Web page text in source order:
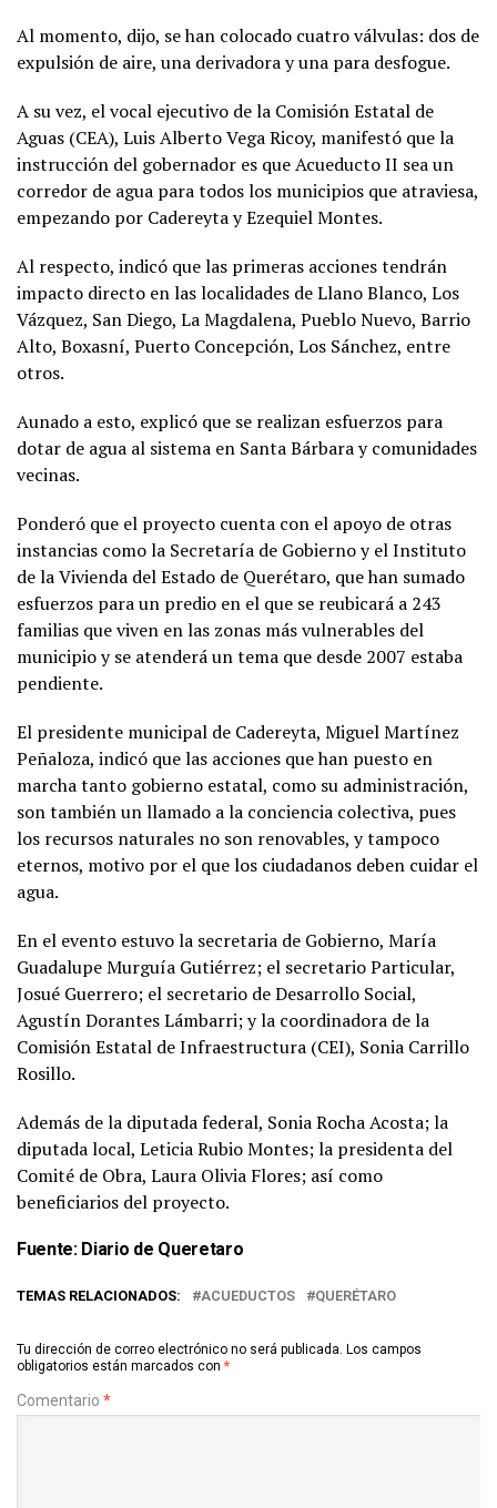
Al momento, dijo, se han colocado cuatro válvulas: dos de
expulsión de aire, una derivadora y una para desfogue.
A su vez, el vocal ejecutivo de la Comisión Estatal de
Aguas (CEA), Luis Alberto Vega Ricoy, manifestó que la
instrucción del gobernador es que Acueducto II sea un
corredor de agua para todos los municipios que atraviesa,
empezando por Cadereyta y Ezequiel Montes.
Al respecto, indicó que las primeras acciones tendrán
impacto directo en las localidades de Llano Blanco, Los
Vázquez, San Diego, La Magdalena, Pueblo Nuevo, Barrio
Alto, Boxasní, Puerto Concepción, Los Sánchez, entre
otros.
Aunado a esto, explicó que se realizan esfuerzos para
dotar de agua al sistema en Santa Bárbara y comunidades
vecinas.
Ponderó que el proyecto cuenta con el apoyo de otras
instancias como la Secretaría de Gobierno y el Instituto
de la Vivienda del Estado de Querétaro, que han sumado
esfuerzos para un predio en el que se reubicará a 243
familias que viven en las zonas más vulnerables del
municipio y se atenderá un tema que desde 2007 estaba
pendiente.
El presidente municipal de Cadereyta, Miguel Martínez
Peñaloza, indicó que las acciones que han puesto en
marcha tanto gobierno estatal, como su administración,
son también un llamado a la conciencia colectiva, pues
los recursos naturales no son renovables, y tampoco
eternos, motivo por el que los ciudadanos deben cuidar el
agua.
En el evento estuvo la secretaria de Gobierno, María
Guadalupe Murguía Gutiérrez; el secretario Particular,
Josué Guerrero; el secretario de Desarrollo Social,
Agustín Dorantes Lámbarri; y la coordinadora de la
Comisión Estatal de Infraestructura (CEI), Sonia Carrillo
Rosillo.
Además de la diputada federal, Sonia Rocha Acosta; la
diputada local, Leticia Rubio Montes; la presidenta del
Comité de Obra, Laura Olivia Flores; así como
beneficiarios del proyecto.
Fuente: Diario de Queretaro
TEMAS RELACIONADOS: ACUEDUCTOS QUERÉTARO
Tu dirección de correo electrónico no será publicada. Los campos
obligatorios están marcados con *
Comentario *